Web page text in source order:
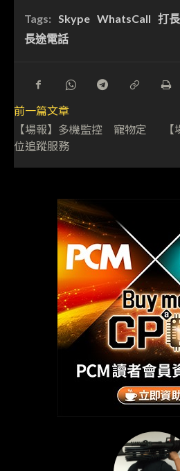
Tags: Skype WhatsCall 打
長途電話
前一篇文章
【場報】多機監控 寵物定
位追蹤服務